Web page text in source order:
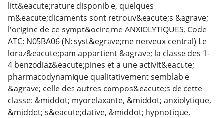
litt&eacute;rature disponible, quelques
m&eacute;dicaments sont retrouv&eacute;s &agrave;
l'origine de ce sympt&ocirc;me ANXIOLYTIQUES, Code
ATC: N05BA06 (N: syst&egrave;me nerveux central) Le
loraz&eacute;pam appartient &agrave; la classe des 1-
4 benzodiaz&eacute;pines et a une activit&eacute;
pharmacodynamique qualitativement semblable
&agrave; celle des autres compos&eacute;s de cette
classe: &middot; myorelaxante, &middot; anxiolytique,
&middot; s&eacute;dative, &middot; hypnotique,